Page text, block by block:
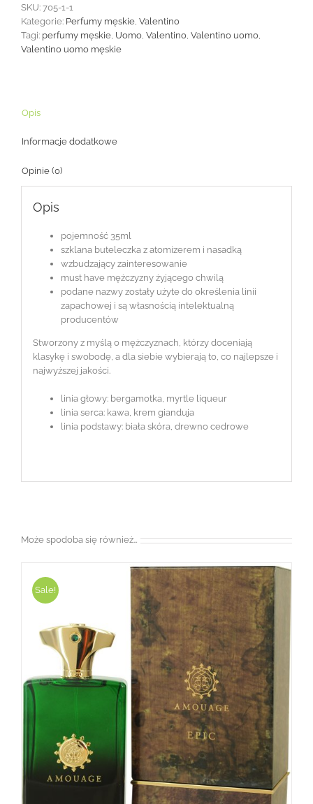
SKU: 705-1-1
Kategorie: Perfumy męskie, Valentino
Tagi: perfumy męskie, Uomo, Valentino, Valentino uomo,
Valentino uomo męskie
Opis
Informacje dodatkowe
Opinie (0)
Opis
pojemność 35ml
szklana buteleczka z atomizerem i nasadką
wzbudzający zainteresowanie
must have mężczyzny żyjącego chwilą
podane nazwy zostały użyte do określenia linii
zapachowej i są własnością intelektualną
producentów
Stworzony z myślą o mężczyznach, którzy doceniają
klasykę i swobodę, a dla siebie wybierają to, co najlepsze i
najwyższej jakości.
linia głowy: bergamotka, myrtle liqueur
linia serca: kawa, krem gianduja
linia podstawy: biała skóra, drewno cedrowe
Może spodoba się również…
Sale!